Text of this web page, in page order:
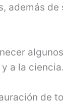
además de
a la
de